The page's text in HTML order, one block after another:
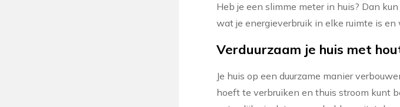
Heb je een slimme meter in huis? Dan
wat je energieverbruik in elke ruimte is
Verduurzaam je huis met
Je huis op een duurzame manier
hoeft te verbruiken en thuis stroom kunt